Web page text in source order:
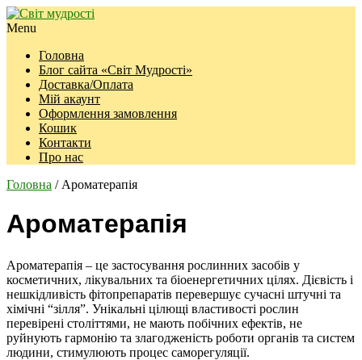
Menu
Головна
Блог сайта «Світ Мудрості»
Доставка/Оплата
Мій акаунт
Оформлення замовлення
Кошик
Контакти
Про нас
Головна / Ароматерапія
Ароматерапія
Ароматерапія – це застосування рослинних засобів у
косметичних, лікувальних та біоенергетичних цілях. Дієвість і
нешкідливість фітопрепаратів перевершує сучасні штучні та
хімічні “зілля”. Унікальні цілющі властивості рослин
перевірені століттями, не мають побічних ефектів, не
руйнують гармонію та злагодженість роботи органів та систем
людини, стимулюють процес саморегуляції.